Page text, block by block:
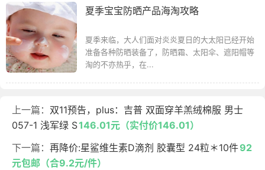
夏季宝宝防晒产品海淘攻略
夏季来临，大人们面对炎炎夏日的大太阳已经开始
准备各种防晒装备了，防晒霜、太阳伞、遮阳帽等
淘的不亦热乎，在...
上一篇： 双11预告，plus：吉普 双面穿羊羔绒棉服 男士
057-1 浅军绿 S146.01元（实付价146.01）
下一篇： 再降价:星鲨维生素D滴剂 胶囊型 24粒＊10件92
元包邮（合9.2元/件）